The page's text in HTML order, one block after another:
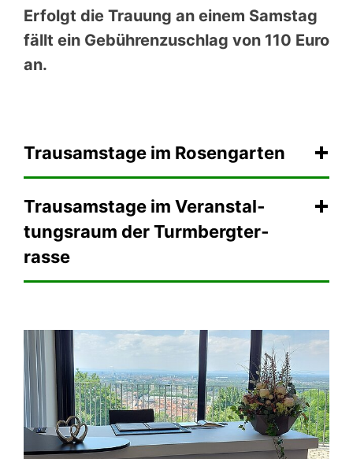
Erfolgt die Trauung an einem Samstag
fällt ein Gebührenzuschlag von 110 Euro
an.
Trausamstage im Rosengarten
Trau­sams­tage im Veran­stal­
tungs­raum der Turmberg­ter­
rasse